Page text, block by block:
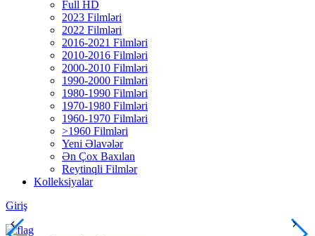
Full HD
2023 Filmləri
2022 Filmləri
2016-2021 Filmləri
2010-2016 Filmləri
2000-2010 Filmləri
1990-2000 Filmləri
1980-1990 Filmləri
1970-1980 Filmləri
1960-1970 Filmləri
>1960 Filmləri
Yeni Əlavələr
Ən Çox Baxılan
Reytinqli Filmlər
Kolleksiyalar
Giriş